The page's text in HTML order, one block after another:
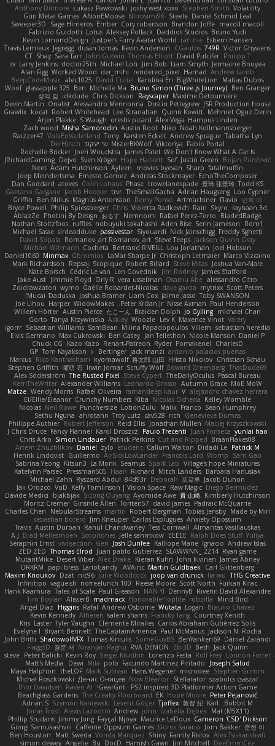
Volatility
Stephen Smith
joshy west xoxo
Łukasz Pawłowski
Anthony Dilmore
Daniel Schmid Leal
Steele
Nitrosimi96
ANonEMoose
Gun Metal Games
macoll macoll
Brandon Joffe
Cory robertson
Ember
Sage Himeros
Sweeper3D
Bruno Yudi
Daddios Studios
Aleksey Pollack
Lotus
Fabrizio Guidotti
Esbern Hansen
ran nie
Justper's Furry Avatar World
Kevin LomondDesign
Victor Ghyssens
749R
CGautos
Kevin Anderson
dusan tomas
Jegregg
Travis Lemieux
Philipp T
David Pulcifer
Thomas Elliott
John Gutwin
Sara Tarr
Shay
CT
Jermaine Bouyea
Liam Smyth
Jim Bob
Michael Loh
doctor25th
Larry Jenkins
sv
Andrew Lamb
Hamad
rendered_pixel
der_mihi
Worked Wood
Alan Figg
Matias Dubos
BigWhiteLion
Karolina En
David Curiel
alec1025
BeepCodeMusic
Ben Granger
Bruno Simon (Three.js Journey)
Michelle Ma
Ben
glassapple 325
Woof
Maxime Detournière
Rayscaper
Chris Dickson
idkdude
성익 김
JSR Production house
Dustin Pettegrew
Alessandro Mennonna
Onalist
Devin Martin
Mehmet Oguz Derin
Quinn Kowitt
Lee Stranahan
Robert Whitehead
kocat
Grawlix
Hampus Linden
Alex Vega
orestis picard
S Waugh
Arjen Plakke
Noah Kollmannsberger
Niko
Austin Root
Misha Samorodin
Zach wood
Tabatha Lyn
Andrew Sprague
Karsten Eckelt
Tony
VolkEnVaderland
Raizzer47
Pablo Portal
Viktoriya
MisterBKWolf שי יעקוב DerHitsch
We Don't Know What A Car Is
James Patel
Joeri Woudstra
Rochelle Bricker
Bojan Rončević
Justin Green
Sof
Hope Hackett
Sven Kröger
Dejvo
JRichardGaming
fatalmuffin
Sharp
movies byevan
Ayleen
Adam Hutchinson
Neet
EchoTheComposer
Andreas Stockmayer
Ernesto Gomez
Joep Meindertsma
Todd KS
景琦 张景琦
trowelandspade
Phase
Colin Lohaus
atoves
Dan Goddard
Loo Cypher
Adrian Haugseng
TheSmallGacha
trvr
Jacob Hooper
Gaetano Gargano
민희 이
Flavio
Artmachiner
Remy Ponso
Magnús Antonsson
Ben Milius
Griffin
rayhaan.3d
Skyro
Rain
Violetta Radkevich
Chris
Philip Spiessberger
Bryce Powell
BladedBadge
Rafael Perez-Torro
Nemnomi
おるす
Photini By Design
AblazZe
Rom1
Serin Jameson
Aden Bise
nobuyuki takahashi
ruffles
Nathan Stoltzfoos
Freddy Sghetti
Nick Jainschigg
Siyouardi
passivestar
sirdeadduke
Michael Sasse
Jackson Quinn Gray
Steve Teeps
Romanov_art Romanov_art
David Sopala
Joel Hobson
Lou Jonathan
Bertrand RIVEILL
Cocheta
Michael Witmann
Marco Vizcaino
Christoph Letmaier
LaMar Sharpe Jr
Gbromios
Minmax
Daniel1060
Joshua Van-Male
Steve Mitas
Robert Billard
Scopique
Repsaj
Mark Richardson
James Stafford
Jim Rodney
Len Govednik
Cédric Le van
Nate Borsch
alessandro Citro
Osamu Abe
vera usselman
Orly R
Jimmie Floyd
Jake Aust
Scott Peters
mytrixx
dave garcia
Gaëlle Robardet-Nicolas
wymo
Zoidrawzaton
Toby SWANSON
Jaime Jasso
Liam Cox
Joshua Bramer
Mucai 'Daduska'
Paul Henderson
Nisse Axman
Peter Križan Jr.
WidowMakes
Harper
Joe Lihou
michael Chan
Jo Gylling
Braiden Dolph
たこーん
Austin Pierce
Willem Hörter
Valery
Maxence Vinot
Lev K
Woozle
Ackley
Tanya Krzywinska
Gorto
sebastian heredia
Villem
Milina Papadopoulos
SamBean
Sebastian Williams
igorrr
Daniel P
Nicole Manson
Jan Tellethon
Ben Casey
Max Cukrowski
Elvis Germano
CharlesD
Pomakenel
Ryder
Renart-Patreon
Kazo Kazo
Chuck CG
antonio palacios puertas
jack manzi
Bertinger
k
Tom Kayakson
GP
Christian Schau
Hristo Nikolov
将太郎 山田
kyomawolf
Rico Kanthatham
Marcus
ThatDude69
Edward Greenberg
Scruffy Wolf
Irwin Jomar
曜萌 石
Stephen Griffith
Pascal Bureau
TheDailyOculus
Steve Cypert
The Rusted Pixel
Alex Söderström
MoE MoW
Autumn Grace
Leonardo Grosso
Alexander Williams
KerriTheWriter
alejandro chavez herrera
V
ramandeep kaur
Rafael Oliveira
Wendy Morris
Matze
Kelley Womble
Nicolas Ocheda
Kiba
Crunchy Numbers
El/Ellie/Eleanor
Sean Humphrey
Franco
Malik
LotionZulu
Punchersize
Neil Rowe
Nicolas
Genevieve Dumas
rich
cav528
Troy Lutz
ahrotahn
Sethu Nguna
Maciej Krzyszkowski
Jonathan Mullen
Reid Ellis
Robert Jefferson
Philippe Authier
yunlai hao
Juan Fonseca
Paulo Trecenti
Karol Droszcz
Fancy Flannel
J Chris Druce
BraanFlakes08
Cut and Ripped
Patrick Perkins
Simon Lindauer
Chris Arko
Patrick M
Didadi Le
Callum Walton
etudenc
zylo
Daniel
Artem Zhuzhlikov
Sam Gao
Womp
Francois Lord
AirSickLowLander
Guillermo
Henrik Lindqvist
Village's hope Miniatures
Spark Lab
Seamus
La Monk
Kitsun3
Sabrina Yeong
Barbara Hanusiak
Mitch Landers
Richard
Haan
Pressman505
Katelynn Parsec
Jacob Duhon
포로루
Deborah
84d93r
Ryszard Abdul
Michael Zahn
Diego Bermudez
Raw Magic
Kelly Tomlinson | Vision Space
VuD
Jaii Orozco
Kimberly Hutchinson
貴 山崎
Ayomide Awe
Sicong Ouyang
bjakbjak
Davide Medici
Padraic McQuarrie
david james
Toriten57
Ginsnile Allen
Moritz Cremer
Made by Miri
Tobias Jensby
Robert Bergman
martin
NebularStreams
Charles Chen
Anxiety Opossum
Carlos Esplugues
Jim Kneuper
sebastian botero
Almantas Vasiliauskas
Tess Cornwall
Rahul Chandwaney
Austin Durban
Travis
Yuliya
Ralph Does Stuff
EEEEE
Jelle sahmkow
Scopitones
Brad Mellesmoen
A J
Andrew Islas
Ignacio
Kalliope Marie
Josh Dunfee
Gen
viviisection
Seraphin Ernst
Ryan game
SLAWWNN_ 2214
Juan pablo Gutierrez
Thomas Elrod
ZED ZED
James Abney
John kivinen
Kieran Kuhn
Alec Drake
Desert Viber
MutantMike
Carl Glittenberg
Martin Guldbaek
AVAinc.
Lariotjandy
papi bless
DRKRM
THG Creative
lia wu
joop van drunick
Julie Woodcock
nic96
Dzät
Maxim Krioukov
Furkan Kirac
Scott North
Reese Moore
nofreelunch 100
vagueish
Infinitipo
Riverin David-Alexandre
DennyB
NAN YI
Paul Gleason
Tales of Scale
Hank Kaamura
Mind Bird
robzilla
HonorableHoplite
madmacx
AlisserB
Tim Boylan
Braulio Chavez
Logan
Wutata
Andrew Osborne
Rafal
Higgins
Angel Diaz
Courtney Xenith
Francky Tang
salem shams
Alheren
Kevin Kennedy
Carlos Abraham Gutiérrez Solis
Clemente Miralles
Tyler Vaughn
Laster
Kris
Jackson N. Rocha
Paul McManus
TheCaptainAmerica
Bryant Bennett
Evelyne I
Dániel Zarándi
BenYanken69
SomeGuyBS
Tomas Kiniulis
ShadowolfVFX
John Britti
Jack Quinn
Beth
Ebi3D
RVA DEMON
Niranjan Raghu
경문 서
Flagg3D
Lonnon Foster
Rolf Frey
Lorenzo Festa
Sergei Krutihin
Kevin Roy
Peter Balicki
steve
Joseph Salud
Facundo Martinez Pintado
polo
Mila
Dewi
Matt's Media
Stephen Grimm
microdee
Hans Wegener
Mark Sullivan
theLOF
Maya Halphon
szabolcs csaszar
Stellarator
Now Eleanor
Денис Оницев
Michał Roszkowski
GearGrit - PS2 inspired 3D Platformer Action Game!
Raven Ai
Thor Davidsen
Peter Pejanović
Hope Moore
EK
The Creaky Floorboard
Beachglass Gardens
Bobbit M.
Karl
敦智 紀
Tjoffex
Levent Göçer
Szymon Kaniewski
Adrian S
Mat (M5X11)
Izabella Dębek
john
Andrew
Alexis Lazootin
Jonas Trost
Cameron 'CSD' Dickson
Maurice LeDoux
Fayçal Njoya
Jimmy Jung
Phillip Studans
준현 이
Jorn Bakker
Lloros Sarano
Caffeine Oppsum Games
Giorgi Samukashvili
Alex Tsiskarishvili
Family Rislov
Shiny
Vonda Marquez
Matt Sweda
Ben Houston
DeeEmmCee
Jim Mitchell
Hamish Gawn
DocD
Bu
Angelie
simon dewey